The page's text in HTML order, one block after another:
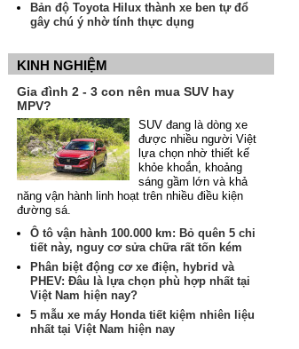
Bản độ Toyota Hilux thành xe ben tự đổ
gây chú ý nhờ tính thực dụng
KINH NGHIỆM
Gia đình 2 - 3 con nên mua SUV hay
MPV?
SUV đang là dòng xe
được nhiều người Việt
lựa chọn nhờ thiết kế
khỏe khoắn, khoảng
sáng gầm lớn và khả
năng vận hành linh hoạt trên nhiều điều kiện
đường sá.
Ô tô vận hành 100.000 km: Bỏ quên 5 chi
tiết này, nguy cơ sửa chữa rất tốn kém
Phân biệt động cơ xe điện, hybrid và
PHEV: Đâu là lựa chọn phù hợp nhất tại
Việt Nam hiện nay?
5 mẫu xe máy Honda tiết kiệm nhiên liệu
nhất tại Việt Nam hiện nay